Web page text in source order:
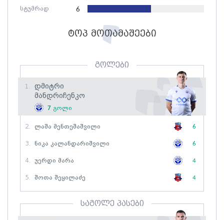
სტუმრად 6
ტოპ მოთამაშეები
გოლები
1.
Დმიტრი
Მანდრიჩენკო
7 გოლი
2. Ლაშა Მენთეშაშვილი 6
3. Ნიკა Კალანდარიშვილი 6
4. Უერდი Მარა 4
5. Შოთა Შეყილაძე 4
საგოლე პასები